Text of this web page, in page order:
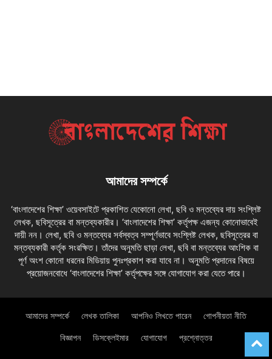
আমাদের সম্পর্কে
‘বাংলাদেশের শিক্ষা’ ওয়েবসাইটে প্রকাশিত যেকোনো লেখা, ছবি ও মন্তব্যের দায় সংশ্লিষ্ট
লেখক, ছবিসূত্রের বা মন্তব্যকারীর। ‘বাংলাদেশের শিক্ষা’ কর্তৃপক্ষ এজন্য কোনোভাবেই
দায়ী নন। লেখা, ছবি ও মন্তব্যের সর্বস্বত্ব সম্পূর্ণভাবে সংশ্লিষ্ট লেখক, ছবিসূত্রের বা
মন্তব্যকারী কর্তৃক সংরক্ষিত। তাঁদের অনুমতি ছাড়া লেখা, ছবি বা মন্তব্যের আংশিক বা
পূর্ণ অংশ কোনো ধরনের মিডিয়ায় পুনঃপ্রকাশ করা যাবে না। অনুমতি প্রদানের বিষয়ে
প্রয়োজনবোধে ‘বাংলাদেশের শিক্ষা’ কর্তৃপক্ষের সঙ্গে যোগাযোগ করা যেতে পারে।
আমাদের সম্পর্কে লেখক তালিকা আপনিও লিখতে পারেন গোপনীয়তা নীতি
বিজ্ঞাপন ডিসক্লেইমার যোগাযোগ প্রশ্নোত্তর